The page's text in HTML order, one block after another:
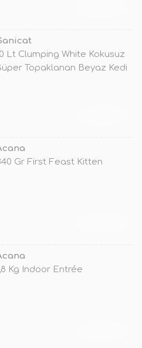
Lt Clumping White Kokusuz
Topaklanan Beyaz Kedi
Gr First Feast Kitten
Kg Indoor Entrée